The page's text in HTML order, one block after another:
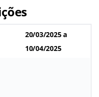
20/03/2025 a
10/04/2025